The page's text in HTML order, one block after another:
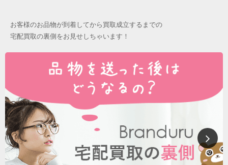
お客様のお品物が到着してから買取成立するまでの
宅配買取の裏側をお見せしちゃいます！